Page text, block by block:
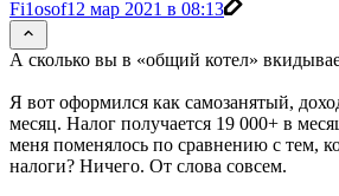
Fi1osof12 мар 2021 в 08:13
А сколько вы в «общий котел»
Я вот оформился как самозанятый,
месяц. Налог получается 19 000+ в
меня поменялось по сравнению с тем,
налоги? Ничего. От слова совсем.